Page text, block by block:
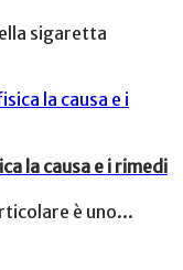
sigaretta
la causa e i rimedi
è uno...